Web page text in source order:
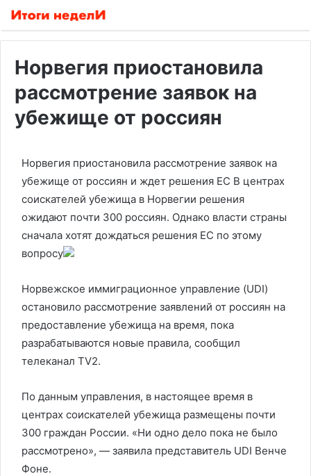
Норвегия приостановила
рассмотрение заявок на
убежище от россиян
Норвегия приостановила рассмотрение заявок на
убежище от россиян и ждет решения ЕС В центрах
соискателей убежища в Норвегии решения
ожидают почти 300 россиян. Однако власти страны
сначала хотят дождаться решения ЕС по этому
вопросу
Норвежское иммиграционное управление (UDI)
остановило рассмотрение заявлений от россиян на
предоставление убежища на время, пока
разрабатываются новые правила, сообщил
телеканал TV2.
По данным управления, в настоящее время в
центрах соискателей убежища размещены почти
300 граждан России. «Ни одно дело пока не было
рассмотрено», — заявила представитель UDI Венче
Фоне.